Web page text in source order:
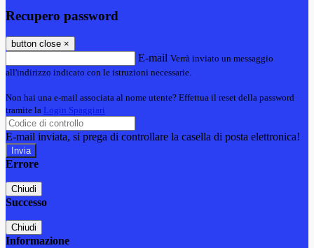
Recupero password
button close ×
E-mail Verrà inviato un messaggio
all'indirizzo indicato con le istruzioni necessarie.
Non hai una e-mail associata al nome utente? Effettua il reset della password
tramite la Login Spaggiari
E-mail inviata, si prega di controllare la casella di posta elettronica!
Errore
Chiudi
Successo
Chiudi
Informazione